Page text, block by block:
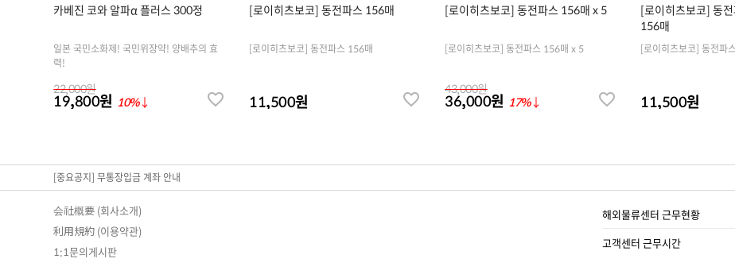
카베진 코와 알파α 플러스 300정
일본 국민소화제! 국민위장약! 양배추의 효
력!
22,000원
19,800원 10%↓
[로이히츠보코] 동전파스 156매
[로이히츠보코] 동전파스 156매
11,500원
[로이히츠보코] 동전파스 156매 x 5
[로이히츠보코] 동전파스 156매 x 5
43,000원
36,000원 17%↓
[로이히츠보코] 동
156매
11,500원
[중요공지] 무통장입금 계좌 안내
会社概要 (회사소개)
利用規約 (이용약관)
1:1문의게시판
해외물류센터 근무현황
고객센터 근무시간